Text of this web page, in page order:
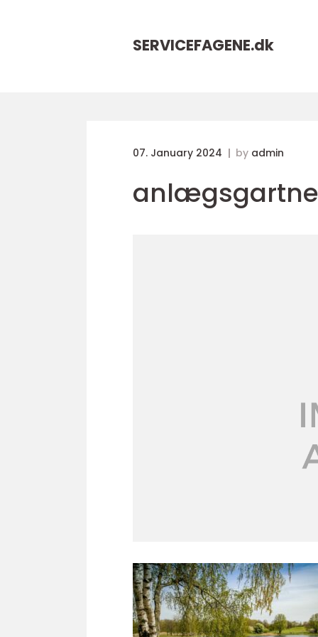
SERVICEFAGENE.dk
07. January 2024 by admin